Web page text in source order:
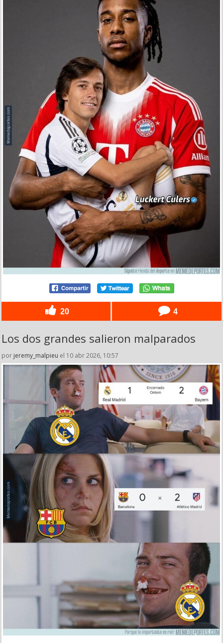
20 4
Los dos grandes salieron malparados
por jeremy_malpieu el 10 abr 2026, 10:57